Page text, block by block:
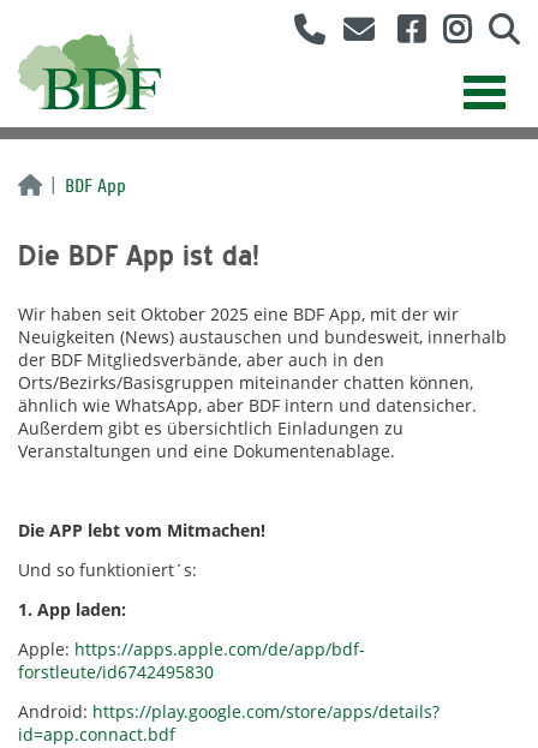
BDF App
Die BDF App ist da!
Wir haben seit Oktober 2025 eine BDF App, mit der wir
Neuigkeiten (News) austauschen und bundesweit, innerhalb
der BDF Mitgliedsverbände, aber auch in den
Orts/Bezirks/Basisgruppen miteinander chatten können,
ähnlich wie WhatsApp, aber BDF intern und datensicher.
Außerdem gibt es übersichtlich Einladungen zu
Veranstaltungen und eine Dokumentenablage.
Die APP lebt vom Mitmachen!
Und so funktioniert´s:
1. App laden:
Apple: https://apps.apple.com/de/app/bdf-
forstleute/id6742495830
Android: https://play.google.com/store/apps/details?
id=app.connact.bdf